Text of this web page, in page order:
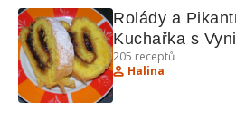
Rolády a
Kuchařka s
205 receptů
Halina